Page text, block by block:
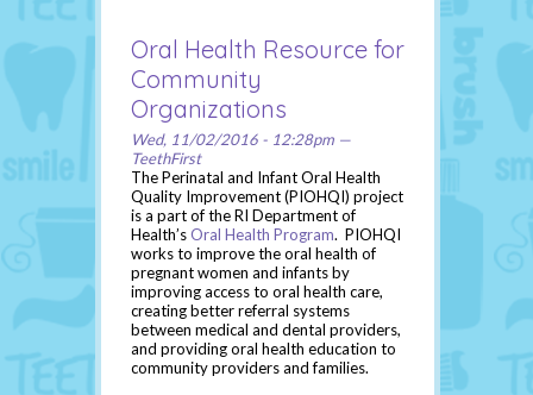
Oral Health Resource for
Community
Organizations
Wed, 11/02/2016 - 12:28pm —
TeethFirst
The Perinatal and Infant Oral Health
Quality Improvement (PIOHQI) project
is a part of the RI Department of
Health’sOral Health Program. PIOHQI
works to improve the oral health of
pregnant women and infants by
improving access to oral health care,
creating better referral systems
between medical and dental providers,
and providing oral health education to
community providers and families.